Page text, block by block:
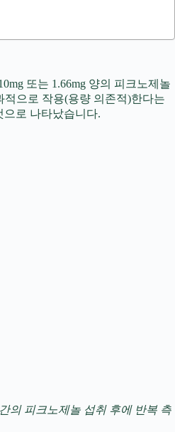
또는 1.66mg 양의 피크노제놀
으로 작용(용량 의존적)한다는
으로 나타났습니다.
의 피크노제놀 섭취 후에 반복 측